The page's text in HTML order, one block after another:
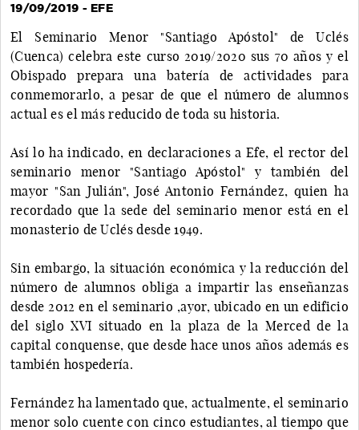
19/09/2019 - EFE
El Seminario Menor "Santiago Apóstol" de Uclés
(Cuenca) celebra este curso 2019/2020 sus 70 años y el
Obispado prepara una batería de actividades para
conmemorarlo, a pesar de que el número de alumnos
actual es el más reducido de toda su historia.
Así lo ha indicado, en declaraciones a Efe, el rector del
seminario menor "Santiago Apóstol" y también del
mayor "San Julián", José Antonio Fernández, quien ha
recordado que la sede del seminario menor está en el
monasterio de Uclés desde 1949.
Sin embargo, la situación económica y la reducción del
número de alumnos obliga a impartir las enseñanzas
desde 2012 en el seminario ,ayor, ubicado en un edificio
del siglo XVI situado en la plaza de la Merced de la
capital conquense, que desde hace unos años además es
también hospedería.
Fernández ha lamentado que, actualmente, el seminario
menor solo cuente con cinco estudiantes, al tiempo que